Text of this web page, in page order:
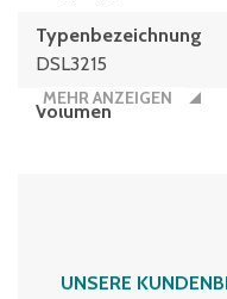
Typen­be­zeich­nung
DSL3215
Volumen
MEHR ANZEIGEN
UNSERE